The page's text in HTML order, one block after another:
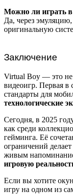
Можно ли играть в
Да, через
оригинальную
Заключение
Virtual Boy — это не
видеоигр. Первая в
стандарты для
технологические
Сегодня, в 2025
как среди
гейминга. Её
ограничений
живым
игровую
Если вы хотите
игру на одном из